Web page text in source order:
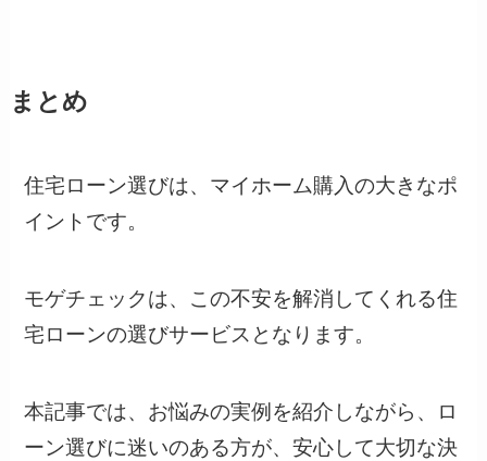
まとめ
住宅ローン選びは、マイホーム購入の大きなポ
イントです。
モゲチェックは、この不安を解消してくれる住
宅ローンの選びサービスとなります。
本記事では、お悩みの実例を紹介しながら、ロ
ーン選びに迷いのある方が、安心して大切な決